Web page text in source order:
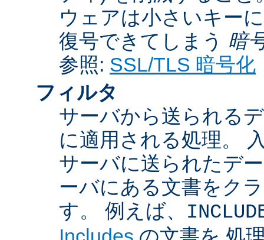
ウェアは小さいキー
復号できてしまう 暗
参照: SSL/TLS 暗号化
フィルタ
サーバから送られる
に適用される処理。
サーバに送られたデ
ーバにある文書をク
す。 例えば、